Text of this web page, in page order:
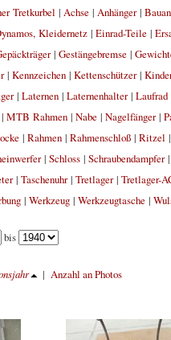
Tretkurbel | Achse| Anhänger|
Kleidernetz| Einrad-Teile|
| Gestängebremse|
| Kennzeichen| Kettenschützer|
| Laternen| Laternenhalter| Laufrad
MTB Rahmen| Nabe| Nagelfänger|
| Rahmen| Rahmenschloß| Ritzel |
| Schloss| Schraubendampfer|
| Taschenuhr| Tretlager| Tretlager-
| Werkzeug| Werkzeugtasche|
bis
| Anzahl an Photos